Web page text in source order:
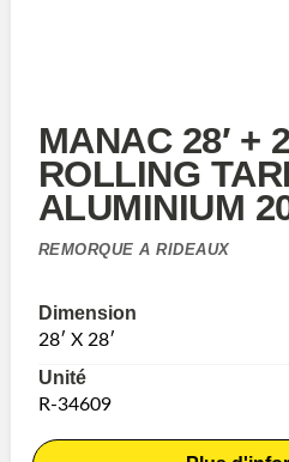
MANAC 28′ +
ROLLING
ALUMINIUM
REMORQUE A RIDEAUX
Dimension
28′ X 28′
Unité
R-34609